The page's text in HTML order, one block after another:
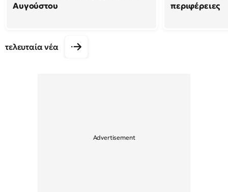
Αυγούστου
περιφέρειες
τελευταία νέα